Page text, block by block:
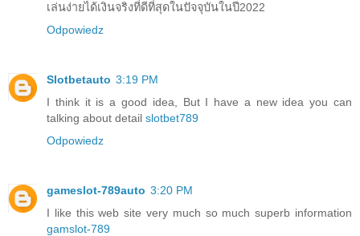
เล่นง่ายได้เงินจริงที่ดีที่สุดในปัจจุบันในปี2022
Odpowiedz
Slotbetauto 3:19 PM
I think it is a good idea, But I have a new idea you can
talking about detail slotbet789
Odpowiedz
gameslot-789auto 3:20 PM
I like this web site very much so much superb information
gamslot-789